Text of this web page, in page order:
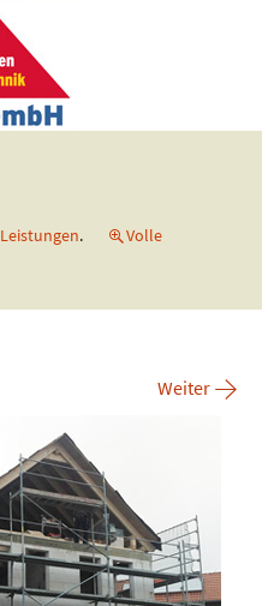
Leistungen.
Volle
Weiter →